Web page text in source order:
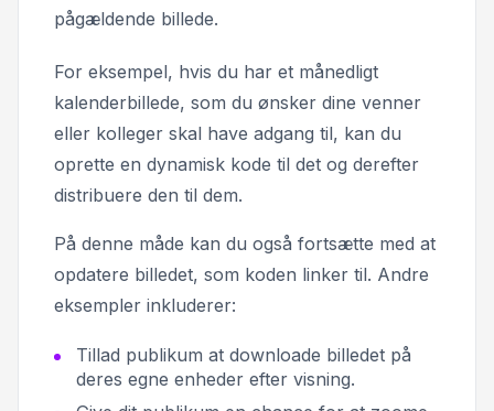
pågældende billede.
For eksempel, hvis du har et månedligt
kalenderbillede, som du ønsker dine venner
eller kolleger skal have adgang til, kan du
oprette en dynamisk kode til det og derefter
distribuere den til dem.
På denne måde kan du også fortsætte med at
opdatere billedet, som koden linker til. Andre
eksempler inkluderer:
Tillad publikum at downloade billedet på
deres egne enheder efter visning.